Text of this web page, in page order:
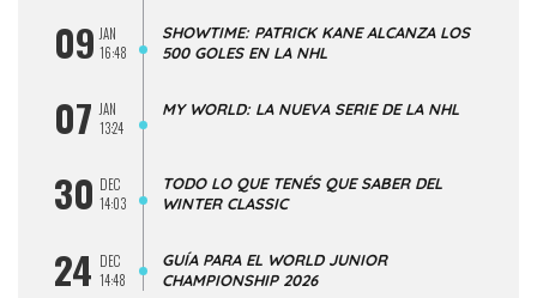
09 JAN
16:48
SHOWTIME: PATRICK KANE ALCANZA LOS
500 GOLES EN LA NHL
07 JAN
13:24
MY WORLD: LA NUEVA SERIE DE LA NHL
30 DEC
14:03
TODO LO QUE TENÉS QUE SABER DEL
WINTER CLASSIC
24 DEC
14:48
GUÍA PARA EL WORLD JUNIOR
CHAMPIONSHIP 2026